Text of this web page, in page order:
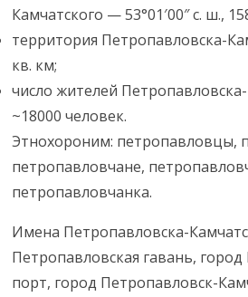
Камчатского — 53°01′00″ с. ш.,
территория Петропавловска-
кв. км;
число жителей
~18000 человек.
Этнохороним: петропавловцы,
петропавловчане,
петропавловчанка.
Имена Петропавловска-
Петропавловская гавань,
порт, город Петропавловск-